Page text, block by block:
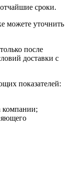
сроки.
можете уточнить
после
доставки с
показателей:
компании;